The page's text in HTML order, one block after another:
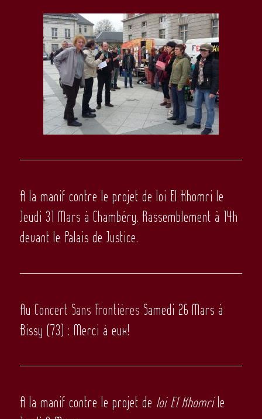
A la manifcontre le projet de loi El Khomri le
Jeudi 31 Mars à Chambéry.Rassemblement à 14h
devant le Palais de Justice.
AuConcert Sans Frontières Samedi 26 Mars à
Bissy (73) : Merci à eux!
A la manif contrele projet de loi El Khomrile